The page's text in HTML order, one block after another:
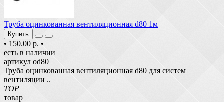
Труба оцинкованная вентиляционная d80 1м
Купить
• 150.00 р. •
есть в наличии
артикул od80
Труба оцинкованная вентиляционная d80 для систем
вентиляции ..
TOP
товар